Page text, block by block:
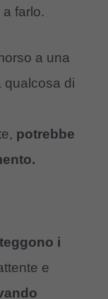
farlo.
a una
qualcosa di
potrebbe
i
e